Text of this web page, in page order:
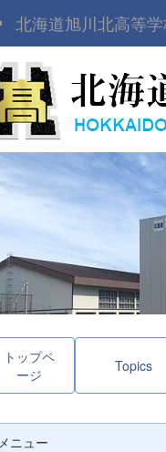
北海道旭川北高等
トップペ
ージ
Topics
メニュー